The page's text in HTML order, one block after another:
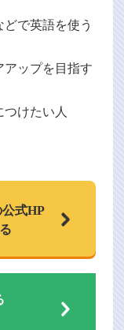
で英語を使う
アップを目指す
けたい人
式HP